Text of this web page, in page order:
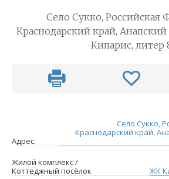
Село Сукко, Российская
Краснодарский край,
Кипарис, литер
Адрес:
Село Сукко,
Краснодарский край,
Жилой комплекс /
Коттеджный посёлок
ЖК